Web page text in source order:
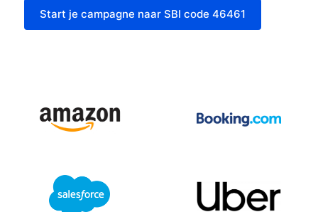
Start je campagne naar SBI code 46461